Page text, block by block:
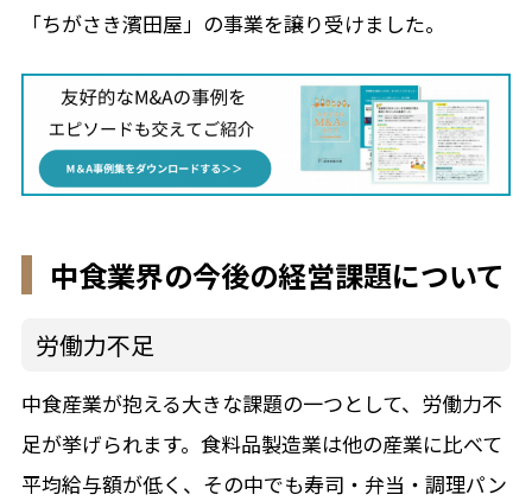
「ちがさき濱田屋」の事業を譲り受けました。
中食業界の今後の経営課題について
労働力不足
中食産業が抱える大きな課題の一つとして、労働力不
足が挙げられます。食料品製造業は他の産業に比べて
平均給与額が低く、その中でも寿司・弁当・調理パン